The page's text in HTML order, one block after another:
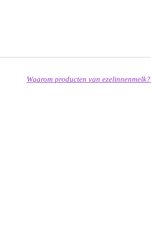
Waarom producten van ezelinnenmelk?